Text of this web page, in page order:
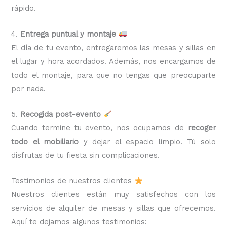
rápido.
4. Entrega puntual y montaje
El día de tu evento, entregaremos las mesas y sillas en
el lugar y hora acordados. Además, nos encargamos de
todo el montaje, para que no tengas que preocuparte
por nada.
5. Recogida post-evento
Cuando termine tu evento, nos ocupamos de
recoger
todo el mobiliario y dejar el espacio limpio. Tú solo
disfrutas de tu fiesta sin complicaciones.
Testimonios de nuestros clientes
Nuestros clientes están muy satisfechos con los
servicios de alquiler de mesas y sillas que ofrecemos.
Aquí te dejamos algunos testimonios: